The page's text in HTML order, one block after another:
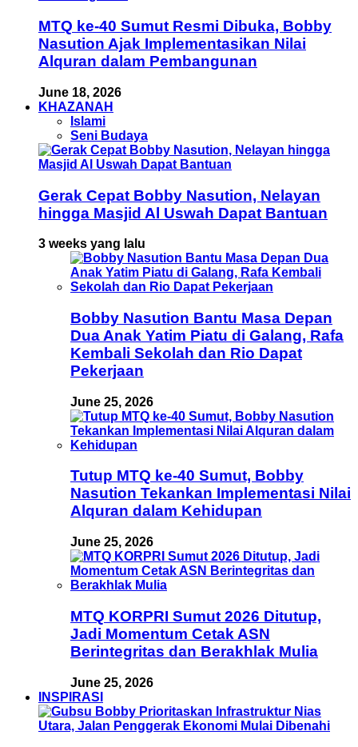
MTQ ke-40 Sumut Resmi Dibuka, Bobby
Nasution Ajak Implementasikan Nilai
Alquran dalam Pembangunan
June 18, 2026
KHAZANAH
Islami
Seni Budaya
Gerak Cepat Bobby Nasution, Nelayan
hingga Masjid Al Uswah Dapat Bantuan
3 weeks yang lalu
Bobby Nasution Bantu Masa Depan
Dua Anak Yatim Piatu di Galang, Rafa
Kembali Sekolah dan Rio Dapat
Pekerjaan
June 25, 2026
Tutup MTQ ke-40 Sumut, Bobby
Nasution Tekankan Implementasi Nilai
Alquran dalam Kehidupan
June 25, 2026
MTQ KORPRI Sumut 2026 Ditutup,
Jadi Momentum Cetak ASN
Berintegritas dan Berakhlak Mulia
June 25, 2026
INSPIRASI